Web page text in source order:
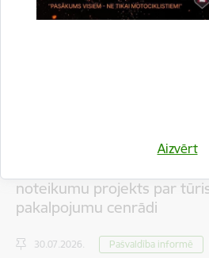
Aizvērt
noteikumu projekts par
pakalpojumu cenrādi
30.07.2026. Pašvaldība informē